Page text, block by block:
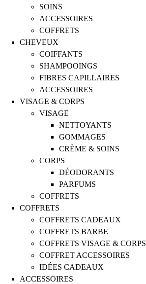
SOINS
ACCESSOIRES
COFFRETS
CHEVEUX
COIFFANTS
SHAMPOOINGS
FIBRES CAPILLAIRES
ACCESSOIRES
VISAGE & CORPS
VISAGE
NETTOYANTS
GOMMAGES
CRÈME & SOINS
CORPS
DÉODORANTS
PARFUMS
COFFRETS
COFFRETS
COFFRETS CADEAUX
COFFRETS BARBE
COFFRETS VISAGE & CORPS
COFFRET ACCESSOIRES
IDÉES CADEAUX
ACCESSOIRES